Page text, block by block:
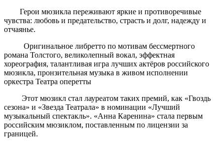
Герои мюзикла переживают яркие и противоречивые
чувства: любовь и предательство, страсть и долг, надежду и
отчаянье.
Оригинальное либретто по мотивам бессмертного
романа Толстого, великолепный вокал, эффектная
хореография, талантливая игра лучших актёров российского
мюзикла, пронзительная музыка в живом исполнении
оркестра Театра оперетты
Этот мюзикл стал лауреатом таких премий, как «Гвоздь
сезона» и «Звезда Театрала» в номинации «Лучший
музыкальный спектакль». «Анна Каренина» стала первым
российским мюзиклом, поставленным по лицензии за
границей.